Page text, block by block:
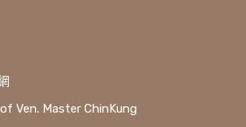
Ven. Master ChinKung